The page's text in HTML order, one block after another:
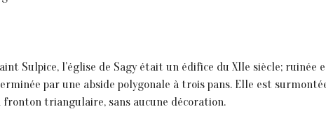
Sulpice, l’église de Sagy était un édifice du XIIe siècle;
par une abside polygonale à trois pans. Elle est
triangulaire, sans aucune décoration.